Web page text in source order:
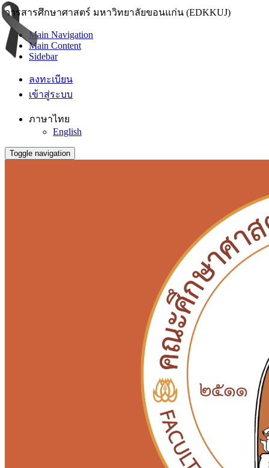
วารสารศึกษาศาสตร์ มหาวิทยาลัยขอนแก่น (EDKKUJ)
Main Navigation
Main Content
Sidebar
ลงทะเบียน
เข้าสู่ระบบ
ภาษาไทย
English
Toggle navigation